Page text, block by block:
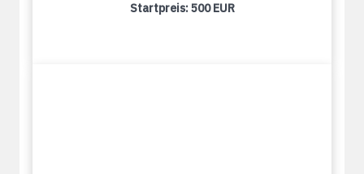
Startpreis:500 EUR